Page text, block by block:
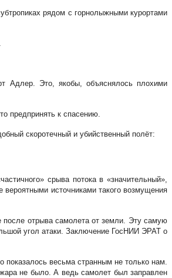
рядом с горнолыжными курортами
Адлер. Это, якобы, объяснялось плохими
предпринять к спасению.
скоротечный и убийственный полёт:
срыва потока в «значительный»,
вероятными источниками такого возмущения
после отрыва самолета от земли. Эту самую
угол атаки. Заключение ГосНИИ ЭРАТ о
показалось весьма странным не только нам.
не было. А ведь самолет был заправлен